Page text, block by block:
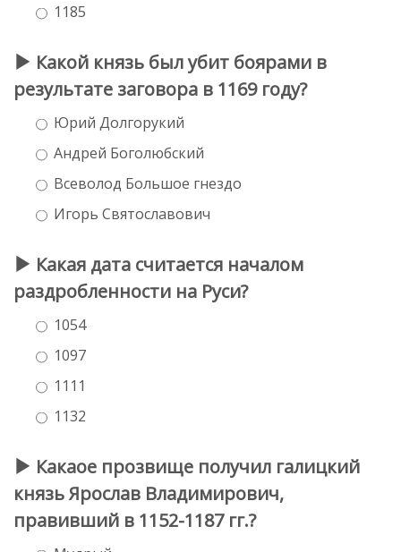
1185
Какой князь был убит боярами в
результате заговора в 1169 году?
Юрий Долгорукий
Андрей Боголюбский
Всеволод Большое гнездо
Игорь Святославович
Какая дата считается началом
раздробленности на Руси?
1054
1097
1111
1132
Какаое прозвище получил галицкий
князь Ярослав Владимирович,
правивший в 1152-1187 гг.?